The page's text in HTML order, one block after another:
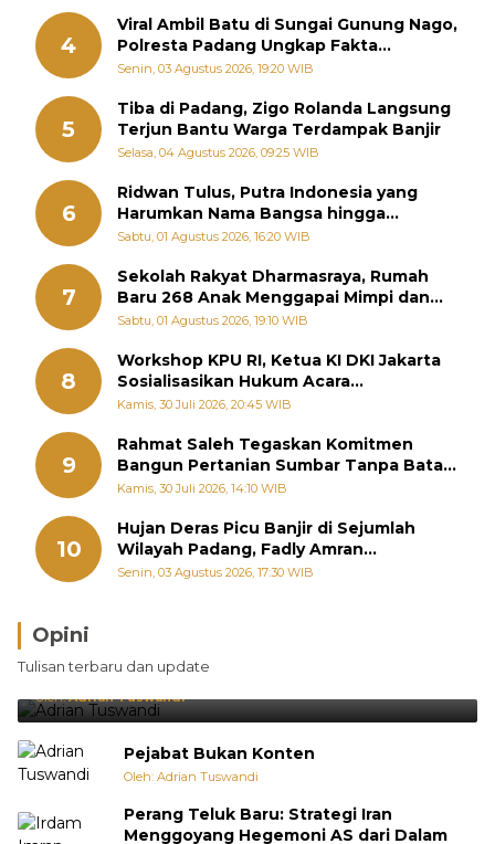
4
Viral Ambil Batu di Sungai Gunung Nago,
Polresta Padang Ungkap Fakta
Sebenarnya
Senin, 03 Agustus 2026, 19:20 WIB
5
Tiba di Padang, Zigo Rolanda Langsung
Terjun Bantu Warga Terdampak Banjir
Selasa, 04 Agustus 2026, 09:25 WIB
6
Ridwan Tulus, Putra Indonesia yang
Harumkan Nama Bangsa hingga
Diabadikan dalam Buku Jepang
Sabtu, 01 Agustus 2026, 16:20 WIB
7
Sekolah Rakyat Dharmasraya, Rumah
Baru 268 Anak Menggapai Mimpi dan
Memutus Rantai Kemiskinan
Sabtu, 01 Agustus 2026, 19:10 WIB
8
Workshop KPU RI, Ketua KI DKI Jakarta
Sosialisasikan Hukum Acara
Penyelesaian Sengketa Informasi Publik
Kamis, 30 Juli 2026, 20:45 WIB
9
Rahmat Saleh Tegaskan Komitmen
Bangun Pertanian Sumbar Tanpa Batas
Wilayah Dapil
Kamis, 30 Juli 2026, 14:10 WIB
10
Hujan Deras Picu Banjir di Sejumlah
Wilayah Padang, Fadly Amran
Perintahkan OPD Siaga
Senin, 03 Agustus 2026, 17:30 WIB
Opini
Tulisan terbaru dan update
Brasil Lebih Diunggulkan, tetapi Jepang Selalu
Punya Cara Membuat Kejutan
Oleh:Adrian Tuswandi
Pejabat Bukan Konten
Oleh: Adrian Tuswandi
Perang Teluk Baru: Strategi Iran
Menggoyang Hegemoni AS dari Dalam